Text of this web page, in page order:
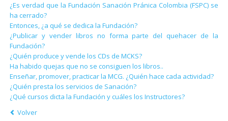
¿Es verdad que la Fundación Sanación Pránica Colombia (FSPC) se
ha cerrado?
Entonces, ¿a qué se dedica la Fundación?
¿Publicar y vender libros no forma parte del quehacer de la
Fundación?
¿Quién produce y vende los CDs de MCKS?
Ha habido quejas que no se consiguen los libros..
Enseñar, promover, practicar la MCG. ¿Quién hace cada actividad?
¿Quién presta los servicios de Sanación?
¿Qué cursos dicta la Fundación y cuáles los Instructores?
Volver